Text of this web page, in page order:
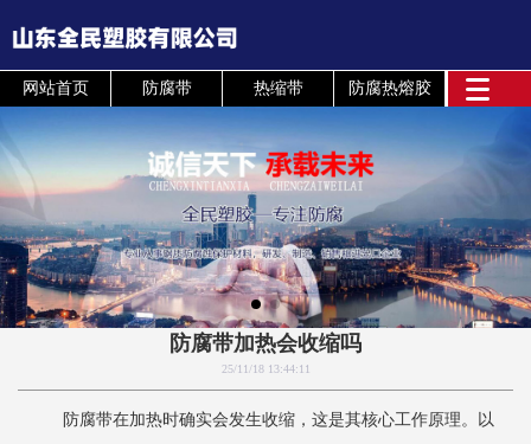
网站首页 防腐带 热缩带 防腐热熔胶
防腐带加热会收缩吗
25/11/18 13:44:11
防腐带在加热时确实会发生收缩，这是其核心工作原理。以